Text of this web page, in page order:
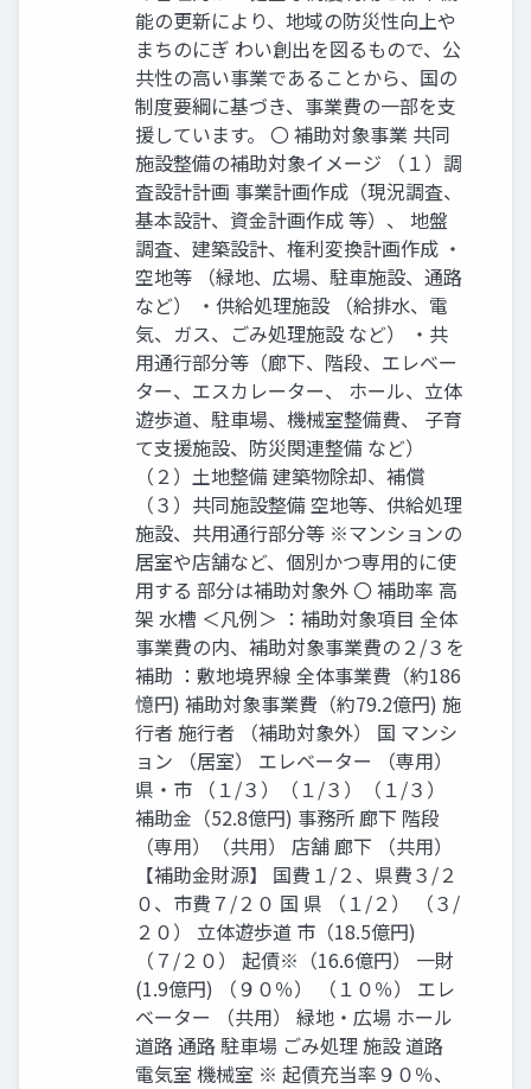
能の更新により、地域の防災性向上や
まちのにぎ わい創出を図るもので、公
共性の高い事業であることから、国の
制度要綱に基づき、事業費の一部を支
援しています。 〇 補助対象事業 共同
施設整備の補助対象イメージ （１）調
査設計計画 事業計画作成（現況調査、
基本設計、資金計画作成 等）、 地盤
調査、建築設計、権利変換計画作成 ・
空地等 （緑地、広場、駐車施設、通路
など） ・供給処理施設 （給排水、電
気、ガス、ごみ処理施設 など） ・共
用通行部分等（廊下、階段、エレベー
ター、エスカレーター、 ホール、立体
遊歩道、駐車場、機械室整備費、 子育
て支援施設、防災関連整備 など）
（２）土地整備 建築物除却、補償
（３）共同施設整備 空地等、供給処理
施設、共用通行部分等 ※マンションの
居室や店舗など、個別かつ専用的に使
用する 部分は補助対象外 〇 補助率 高
架 水槽 ＜凡例＞ ：補助対象項目 全体
事業費の内、補助対象事業費の２/３を
補助 ：敷地境界線 全体事業費（約186
憶円) 補助対象事業費（約79.2億円) 施
行者 施行者 （補助対象外） 国 マンシ
ョン （居室） エレベーター （専用）
県・市 （１/３）（１/３）（１/３）
補助金（52.8億円) 事務所 廊下 階段
（専用）（共用） 店舗 廊下 （共用）
【補助金財源】 国費１/２、県費３/２
０、市費７/２０ 国 県 （１/２） （３/
２０） 立体遊歩道 市（18.5億円)
（７/２０） 起債※（16.6億円） 一財
(1.9億円) （９０％） （１０％） エレ
ベーター （共用） 緑地・広場 ホール
道路 通路 駐車場 ごみ処理 施設 道路
電気室 機械室 ※ 起債充当率９０％、